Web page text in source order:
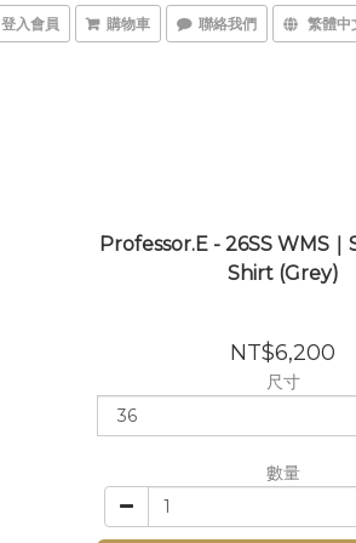
登入會員 購物車 聯絡我們 繁體中
Professor.E - 26SS WMS
Shirt (Grey)
NT$6,200
尺寸
數量